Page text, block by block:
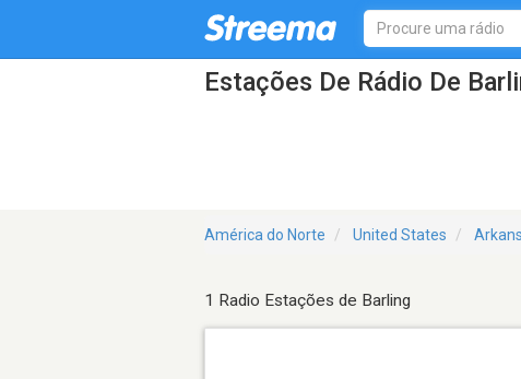
Estações De Rádio De
América do Norte United States
1 Radio Estações de Barling